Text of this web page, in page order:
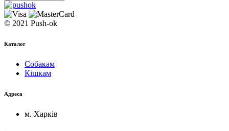
© 2021 Push-ok
Каталог
Собакам
Кішкам
Адреса
м. Харків